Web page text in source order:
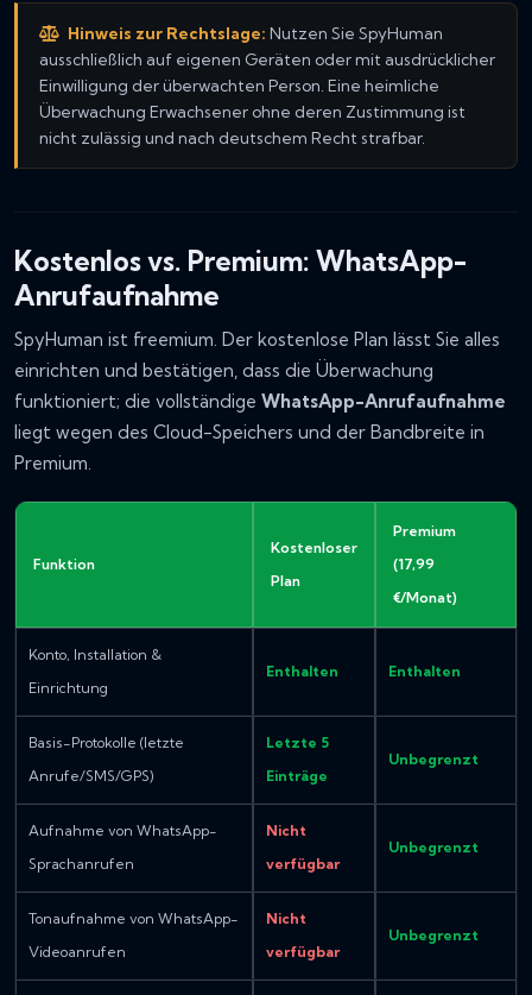
Hinweis zur Rechtslage: Nutzen Sie SpyHuman
ausschließlich auf eigenen Geräten oder mit ausdrücklicher
Einwilligung der überwachten Person. Eine heimliche
Überwachung Erwachsener ohne deren Zustimmung ist
nicht zulässig und nach deutschem Recht strafbar.
Kostenlos vs. Premium: WhatsApp-
Anrufaufnahme
SpyHuman ist freemium. Der kostenlose Plan lässt Sie alles
einrichten und bestätigen, dass die Überwachung
funktioniert; die vollständige WhatsApp-Anrufaufnahme
liegt wegen des Cloud-Speichers und der Bandbreite in
Premium.
Funktion
Kostenloser
Plan
Premium
(17,99
€/Monat)
Konto, Installation &
Einrichtung
Enthalten Enthalten
Basis-Protokolle (letzte
Anrufe/SMS/GPS)
Letzte 5
Einträge
Unbegrenzt
Aufnahme von WhatsApp-
Sprachanrufen
Nicht
verfügbar
Unbegrenzt
Tonaufnahme von WhatsApp-
Videoanrufen
Nicht
verfügbar
Unbegrenzt